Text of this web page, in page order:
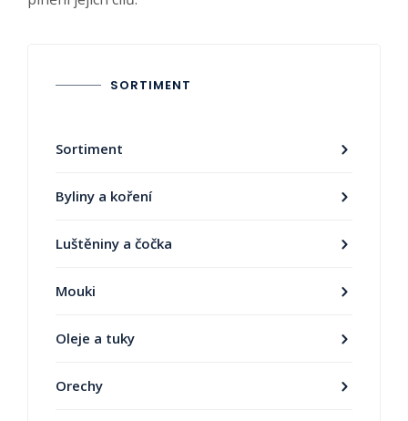
SORTIMENT
Sortiment
Byliny a koření
Luštěniny a čočka
Mouki
Oleje a tuky
Orechy